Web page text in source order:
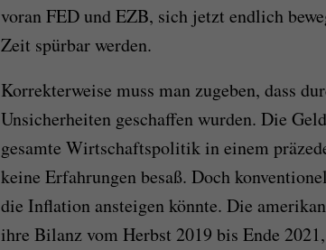
voran FED und EZB, sich jetzt endlich
Zeit spürbar werden.
Korrekterweise muss man zugeben, dass
Unsicherheiten geschaffen wurden. Die
gesamte Wirtschaftspolitik in einem
keine Erfahrungen besaß. Doch
die Inflation ansteigen könnte. Die
ihre Bilanz vom Herbst 2019 bis Ende